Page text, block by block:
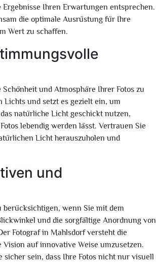
Ihren Erwartungen entsprechen.
die optimale Ausrüstung für Ihre
Wert zu schaffen.
und Atmosphäre Ihrer Fotos zu
und setzt es gezielt ein, um
natürliche Licht geschickt nutzen,
lebendig werden lässt. Vertrauen Sie
Licht herauszuholen und
und
wenn Sie mit dem
und die sorgfältige Anordnung von
Fotograf in Mahlsdorf versteht die
auf innovative Weise umzusetzen.
sein, dass Ihre Fotos nicht nur visuell